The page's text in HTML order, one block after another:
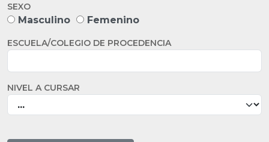
SEXO
Masculino Femenino
ESCUELA/COLEGIO DE PROCEDENCIA
NIVEL A CURSAR